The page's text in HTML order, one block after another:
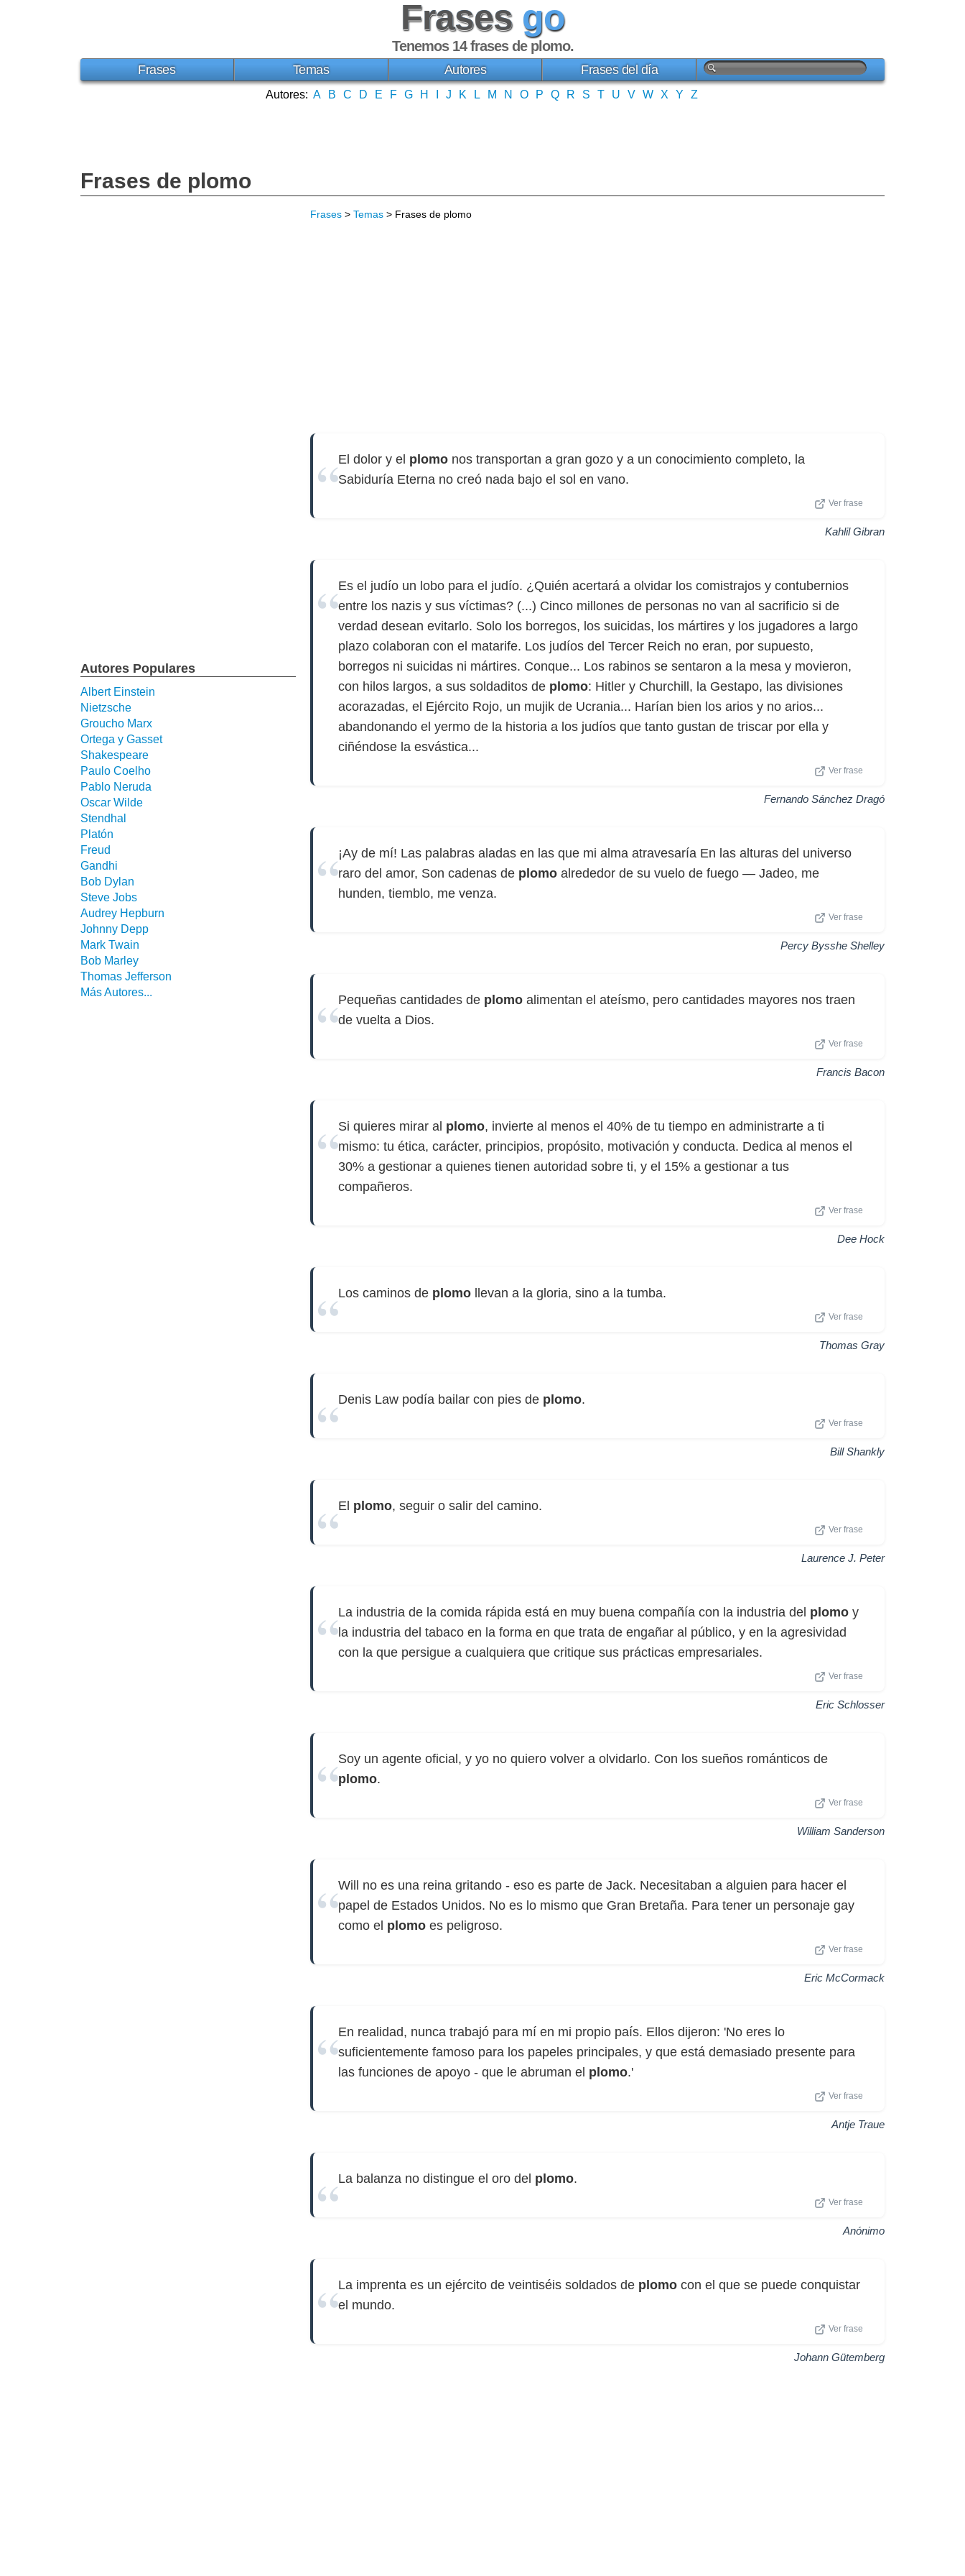
Frases go
Tenemos 14frases de plomo.
Frases Temas Autores Frases del día
Autores: A B C D E F G H J K L M N O P Q R S T U V W X Y Z
Frases de plomo
Frases > Temas > Frases de plomo
El dolor y el plomo nos transportan a gran gozo y a un conocimiento completo, la
Sabiduría Eterna no creó nada bajo el sol en vano.
Ver frase
Kahlil Gibran
Es el judío un lobo para el judío. ¿Quién acertará a olvidar los comistrajos y contubernios
entre los nazis y sus víctimas? (...) Cinco millones de personas no van al sacrificio si de
verdad desean evitarlo. Solo los borregos, los suicidas, los mártires y los jugadores a largo
plazo colaboran con el matarife. Los judíos del Tercer Reich no eran, por supuesto,
borregos ni suicidas ni mártires. Conque... Los rabinos se sentaron a la mesa y movieron,
con hilos largos, a sus soldaditos de plomo: Hitler y Churchill, la Gestapo, las divisiones
acorazadas, el Ejército Rojo, un mujik de Ucrania... Harían bien los arios y no arios...
abandonando el yermo de la historia a los judíos que tanto gustan de triscar por ella y
ciñéndose la esvástica...
Ver frase
Fernando Sánchez Dragó
¡Ay de mí! Las palabras aladas en las que mi alma atravesaría En las alturas del universo
raro del amor, Son cadenas de plomo alrededor de su vuelo de fuego — Jadeo, me
hunden, tiemblo, me venza.
Ver frase
Percy Bysshe Shelley
Pequeñas cantidades de plomo alimentan el ateísmo, pero cantidades mayores nos traen
de vuelta a Dios.
Ver frase
Francis Bacon
Si quieres mirar al plomo, invierte al menos el 40% de tu tiempo en administrarte a ti
mismo: tu ética, carácter, principios, propósito, motivación y conducta. Dedica al menos el
30% a gestionar a quienes tienen autoridad sobre ti, y el 15% a gestionar a tus
compañeros.
Ver frase
Dee Hock
Los caminos de plomo llevan a la gloria, sino a la tumba.
Ver frase
Thomas Gray
Denis Law podía bailar con pies de plomo.
Ver frase
Bill Shankly
El plomo, seguir o salir del camino.
Ver frase
Laurence J. Peter
La industria de la comida rápida está en muy buena compañía con la industria del plomo y
la industria del tabaco en la forma en que trata de engañar al público, y en la agresividad
con la que persigue a cualquiera que critique sus prácticas empresariales.
Ver frase
Eric Schlosser
Soy un agente oficial, y yo no quiero volver a olvidarlo. Con los sueños románticos de
plomo.
Ver frase
William Sanderson
Will no es una reina gritando - eso es parte de Jack. Necesitaban a alguien para hacer el
papel de Estados Unidos. No es lo mismo que Gran Bretaña. Para tener un personaje gay
como el plomo es peligroso.
Ver frase
Eric McCormack
En realidad, nunca trabajó para mí en mi propio país. Ellos dijeron: 'No eres lo
suficientemente famoso para los papeles principales, y que está demasiado presente para
las funciones de apoyo - que le abruman el plomo.'
Ver frase
Antje Traue
La balanza no distingue el oro del plomo.
Ver frase
Anónimo
La imprenta es un ejército de veintiséis soldados de plomo con el que se puede conquistar
el mundo.
Ver frase
Johann Gütemberg
Autores Populares
Albert Einstein
Nietzsche
Groucho Marx
Ortega y Gasset
Shakespeare
Paulo Coelho
Pablo Neruda
Oscar Wilde
Stendhal
Platón
Freud
Gandhi
Bob Dylan
Steve Jobs
Audrey Hepburn
Johnny Depp
Mark Twain
Bob Marley
Thomas Jefferson
Más Autores...